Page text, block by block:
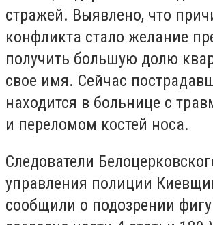
стражей. Выявлено, что
конфликта стало желание
получить большую долю
свое имя. Сейчас
находится в больнице с
и переломом костей носа.
Следователи
управления полиции
сообщили о подозрении